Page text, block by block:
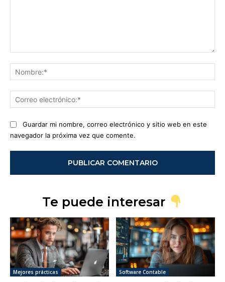
Guardar mi nombre, correo electrónico y sitio web en este
navegador la próxima vez que comente.
Te puede interesar
Mejores prácticas Software Contable